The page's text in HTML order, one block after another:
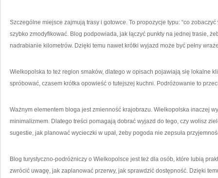
Szczególne miejsce zajmują trasy i gotowce. To propozycje typu: “co
szybko zmodyfikować. Blog podpowiada, jak łączyć punkty na jednej trasie,
nadrabianie kilometrów. Dzięki temu nawet krótki wyjazd może być pełny
Wielkopolska to też region smaków, dlatego w opisach pojawiają się lokalne
spróbować, czasem krótka opowieść o tutejszej kuchni. Podróżowanie to
Ważnym elementem bloga jest zmienność krajobrazu. Wielkopolska inaczej
minimalizmem. Dlatego treści pomagają dobrać wyjazd do tego, czy wolisz
sugestie, jak planować wycieczki w upał, żeby pogoda nie zepsuła
Blog turystyczno-podróżniczy o Wielkopolsce jest też dla osób, które lubią
zwrócić uwagę, jak zaplanować przerwy, jak sprawdzić dostępność. Dzięki